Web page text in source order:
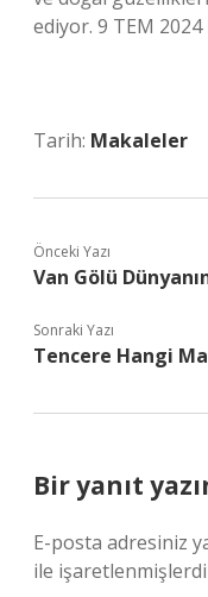
ediyor. 9 TEM
Tarih: Makaleler
Önceki Yazı
Van Gölü
Sonraki Yazı
Tencere Hangi
Bir yanıt
E-posta adresiniz
ile